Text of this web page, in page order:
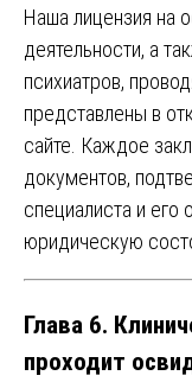
Наша лицензия на
деятельности, а
психиатров,
представлены в
сайте. Каждое
документов,
специалиста и его
юридическую
Глава 6.
проходит